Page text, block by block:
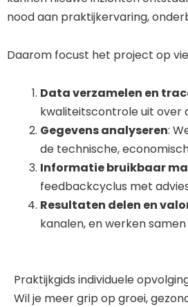
nood aan praktijkervaring,
Daarom focust het project op
Data verzamelen en
kwaliteitscontrole uit over
Gegevens analyseren:
de technische,
Informatie bruikbaar
feedbackcyclus met
Resultaten delen en
kanalen, en werken
Praktijkgids individuele
Wil je meer grip op groei,